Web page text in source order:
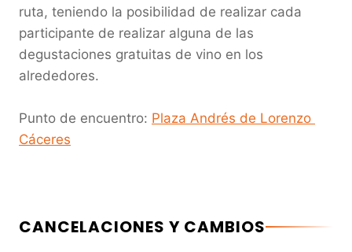
ruta, teniendo la posibilidad de realizar cada
participante de realizar alguna de las
degustaciones gratuitas de vino en los
alrededores.
Punto de encuentro: Plaza Andrés de Lorenzo
Cáceres
CANCELACIONES Y CAMBIOS